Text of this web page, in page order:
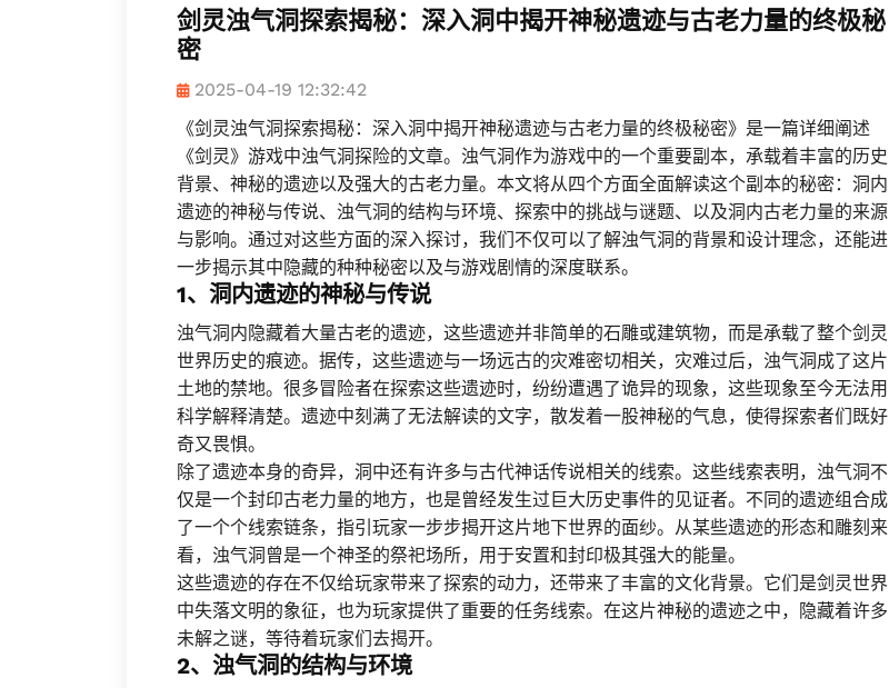
剑灵浊气洞探索揭秘：深入洞中揭开神秘遗迹与古老力量的终极秘
密
2025-04-19 12:32:42
《剑灵浊气洞探索揭秘：深入洞中揭开神秘遗迹与古老力量的终极秘密》是一篇详细阐述
《剑灵》游戏中浊气洞探险的文章。浊气洞作为游戏中的一个重要副本，承载着丰富的历史
背景、神秘的遗迹以及强大的古老力量。本文将从四个方面全面解读这个副本的秘密：洞内
遗迹的神秘与传说、浊气洞的结构与环境、探索中的挑战与谜题、以及洞内古老力量的来源
与影响。通过对这些方面的深入探讨，我们不仅可以了解浊气洞的背景和设计理念，还能进
一步揭示其中隐藏的种种秘密以及与游戏剧情的深度联系。
1、洞内遗迹的神秘与传说
浊气洞内隐藏着大量古老的遗迹，这些遗迹并非简单的石雕或建筑物，而是承载了整个剑灵
世界历史的痕迹。据传，这些遗迹与一场远古的灾难密切相关，灾难过后，浊气洞成了这片
土地的禁地。很多冒险者在探索这些遗迹时，纷纷遭遇了诡异的现象，这些现象至今无法用
科学解释清楚。遗迹中刻满了无法解读的文字，散发着一股神秘的气息，使得探索者们既好
奇又畏惧。
除了遗迹本身的奇异，洞中还有许多与古代神话传说相关的线索。这些线索表明，浊气洞不
仅是一个封印古老力量的地方，也是曾经发生过巨大历史事件的见证者。不同的遗迹组合成
了一个个线索链条，指引玩家一步步揭开这片地下世界的面纱。从某些遗迹的形态和雕刻来
看，浊气洞曾是一个神圣的祭祀场所，用于安置和封印极其强大的能量。
这些遗迹的存在不仅给玩家带来了探索的动力，还带来了丰富的文化背景。它们是剑灵世界
中失落文明的象征，也为玩家提供了重要的任务线索。在这片神秘的遗迹之中，隐藏着许多
未解之谜，等待着玩家们去揭开。
2、浊气洞的结构与环境